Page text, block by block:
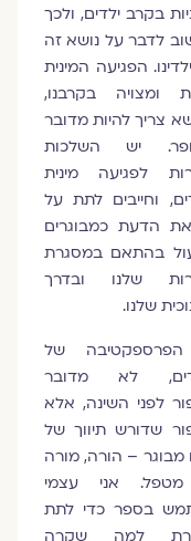
בקרב ילדים, ולכך
לדבר על נושא זה
הפגיעה המינית
ומצויה בקרבנו,
צריך להיות מדובר
יש השלכות
לפגיעה מינית
וחייבים לתת על
הדעת כמבוגרים
בהתאם במסגרת
שלנו ובדרך
שלנו.
של
לא מדובר
לפני השינה, אלא
שדורש תיווך של
– הורה, מורה
אני עצמי
בספר כדי לתת
למה שקרה